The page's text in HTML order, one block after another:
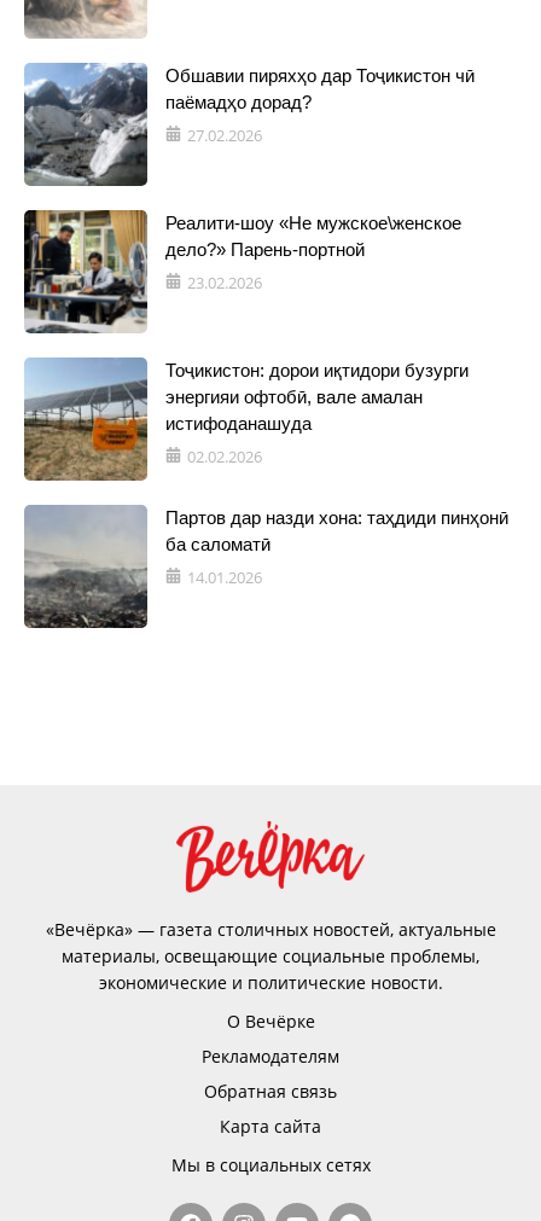
Обшавии пиряхҳо дар Тоҷикистон чӣ
паёмадҳо дорад?
27.02.2026
Реалити-шоу «Не мужское\женское
дело?» Парень-портной
23.02.2026
Тоҷикистон: дорои иқтидори бузурги
энергияи офтобӣ, вале амалан
истифоданашуда
02.02.2026
Партов дар назди хона: таҳдиди пинҳонӣ
ба саломатӣ
14.01.2026
«Вечёрка» — газета столичных новостей, актуальные
материалы, освещающие социальные проблемы,
экономические и политические новости.
О Вечёрке
Рекламодателям
Обратная связь
Карта сайта
Мы в социальных сетях